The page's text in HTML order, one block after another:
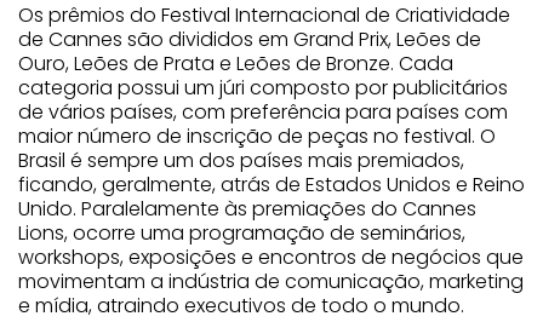
Os prêmios do Festival Internacional de Criatividade
de Cannes são divididos em Grand Prix, Leões de
Ouro, Leões de Prata e Leões de Bronze. Cada
categoria possui um júri composto por publicitários
de vários países, com preferência para países com
maior número de inscrição de peças no festival. O
Brasil é sempre um dos países mais premiados,
ficando, geralmente, atrás de Estados Unidos e Reino
Unido. Paralelamente às premiações do Cannes
Lions, ocorre uma programação de seminários,
workshops, exposições e encontros de negócios que
movimentam a indústria de comunicação, marketing
e mídia, atraindo executivos de todo o mundo.